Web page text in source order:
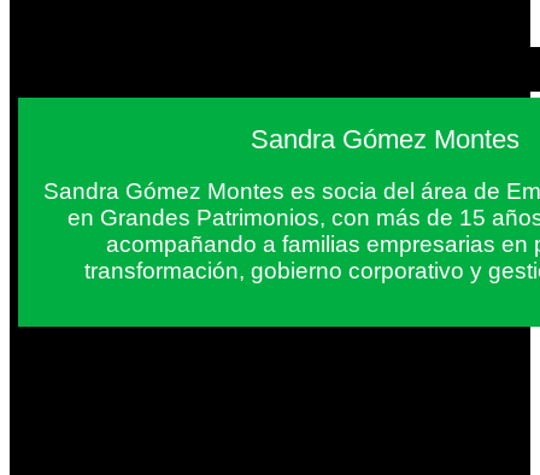
Sandra Gómez Montes
Sandra Gómez Montes es socia del área de
en Grandes Patrimonios, con más de 15
acompañando a familias empresarias en
transformación, gobierno corporativo y